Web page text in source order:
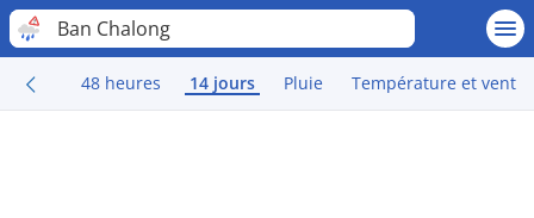
Ban Chalong
48 heures 14 jours Pluie Température et vent